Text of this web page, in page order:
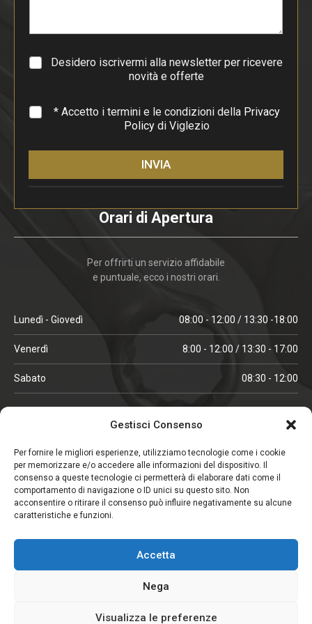
Gestisci Consenso
Per fornire le migliori esperienze, utilizziamo tecnologie come i cookie
per memorizzare e/o accedere alle informazioni del dispositivo. Il
consenso a queste tecnologie ci permetterà di elaborare dati come il
comportamento di navigazione o ID unici su questo sito. Non
acconsentire o ritirare il consenso può influire negativamente su alcune
caratteristiche e funzioni.
Accetta
Nega
Visualizza le preferenze
g
a
f
Desidero iscrivermi alla newsletter per ricevere
novità e offerte
* * Accetto i termini e le condizioni della Privacy
Policydi Viglezio
INVIA
Orari di Apertura
Per offrirti un servizio affidabile
e puntuale, ecco i nostri orari.
Lunedì - Giovedì 08:00 - 12:00 / 13:30 -18:00
Venerdì 8:00 - 12:00 / 13:30 - 17:00
Sabato 08:30 - 12:00
ORARI IN ALTA STAGIONE
Lunedì - Venerdì 08:00 - 12:00 / 13:30 -18:00
Sabato 08:00 - 12:00
CHIUSO IL SABATO
(gennaio, febbraio, agosto, settembre)